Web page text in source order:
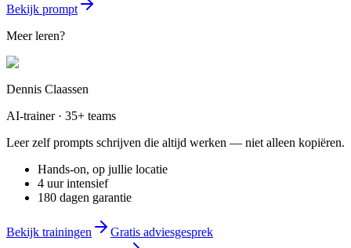
Bekijk prompt
Meer leren?
Dennis Claassen
AI-trainer · 35+ teams
Leer zelf prompts schrijven die altijd werken — niet alleen kopiëren.
Hands-on, op jullie locatie
4 uur intensief
180 dagen garantie
Bekijk trainingen
Gratis adviesgesprek